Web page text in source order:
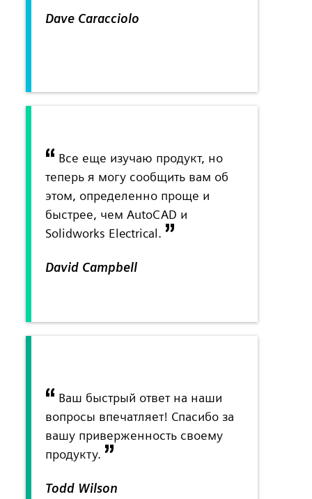
Dave Caracciolo
Все еще изучаю продукт, но
теперь я могу сообщить вам об
этом, определенно проще и
быстрее, чем AutoCAD и
Solidworks Electrical.
David Campbell
Ваш быстрый ответ на наши
вопросы впечатляет! Спасибо за
вашу приверженность своему
продукту.
Todd Wilson